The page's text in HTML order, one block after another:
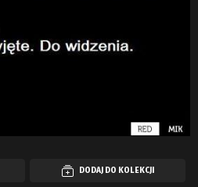
DODAJ DO KOLEKCJI